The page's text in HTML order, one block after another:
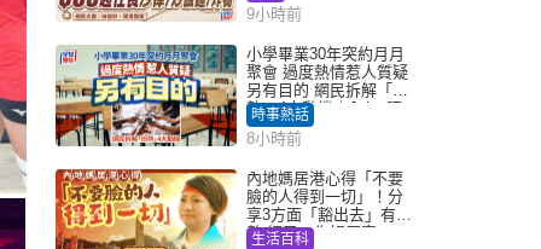
9小時前
小學畢業30年突約月月
聚會 過度熱情惹人質疑
另有目的 網民拆解「扮
熟」4大動機｜Juicy叮
時事熱話
8小時前
內地媽居港心得「不要
臉的人得到一切」！分
享3方面「豁出去」有著
數 網民：你好厲害
生活百科